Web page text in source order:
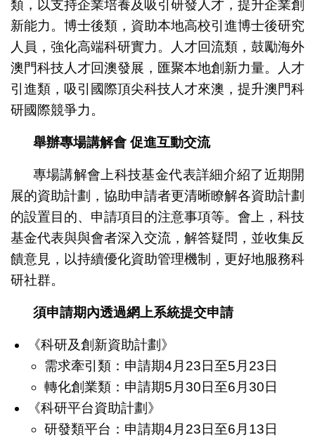
類，以支持企業培養及吸引研發人才，提升企業創
新能力。博士後類，資助本地高校引進博士後研究
人員，強化高端科研實力。人才回流類，鼓勵海外
澳門科技人才回澳發展，匯聚本地創新力量。人才
引進類，吸引國際頂尖科技人才來澳，提升澳門科
研國際競爭力。
舉辦專場講解會 促進互動交流
專場講解會上科技基金代表詳細介紹了近期開
展的資助計劃，協助申請者更清晰瞭解各資助計劃
的設置目的、申請項目的注意事項等。會上，科技
基金代表與與會者深入交流，解答疑問，並收集反
饋意見，以持續優化資助管理機制，更好地服務科
研社群。
須申請期內透過網上系統提交申請
《科研及創新資助計劃》
需求牽引類：申請期4月23日至5月23日
轉化創業類：申請期5月30日至6月30日
《科研平台資助計劃》
研發類平台：申請期4月23日至6月13日